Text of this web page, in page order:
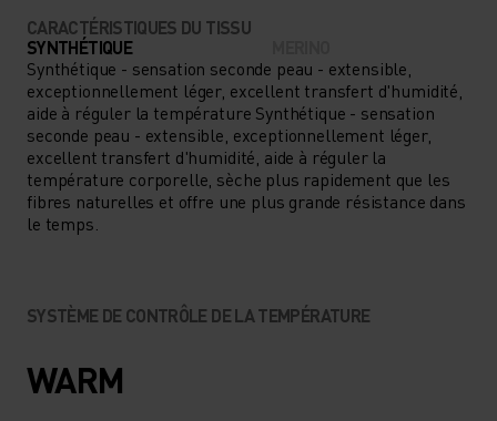
CARACTÉRISTIQUES DU TISSU
SYNTHÉTIQUE
Synthétique - sensation seconde peau - extensible,
exceptionnellement léger, excellent transfert d'humidité,
aide à réguler la température Synthétique - sensation
seconde peau - extensible, exceptionnellement léger,
excellent transfert d'humidité, aide à réguler la
température corporelle, sèche plus rapidement que les
fibres naturelles et offre une plus grande résistance dans
le temps.
SYSTÈME DE CONTRÔLE DE LA TEMPÉRATURE
WARM